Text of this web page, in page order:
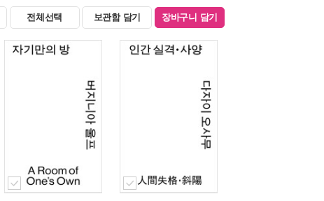
전체선택 보관함 담기 장바구니 담기